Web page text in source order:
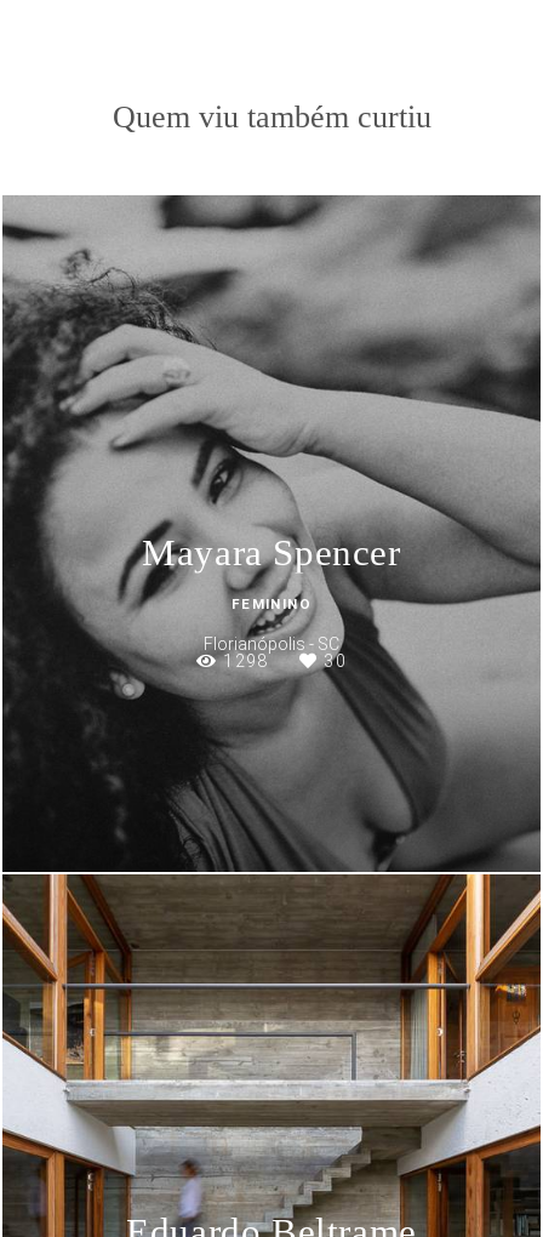
Quem viu também curtiu
Mayara Spencer
FEMININO
Florianópolis - SC
1298
30